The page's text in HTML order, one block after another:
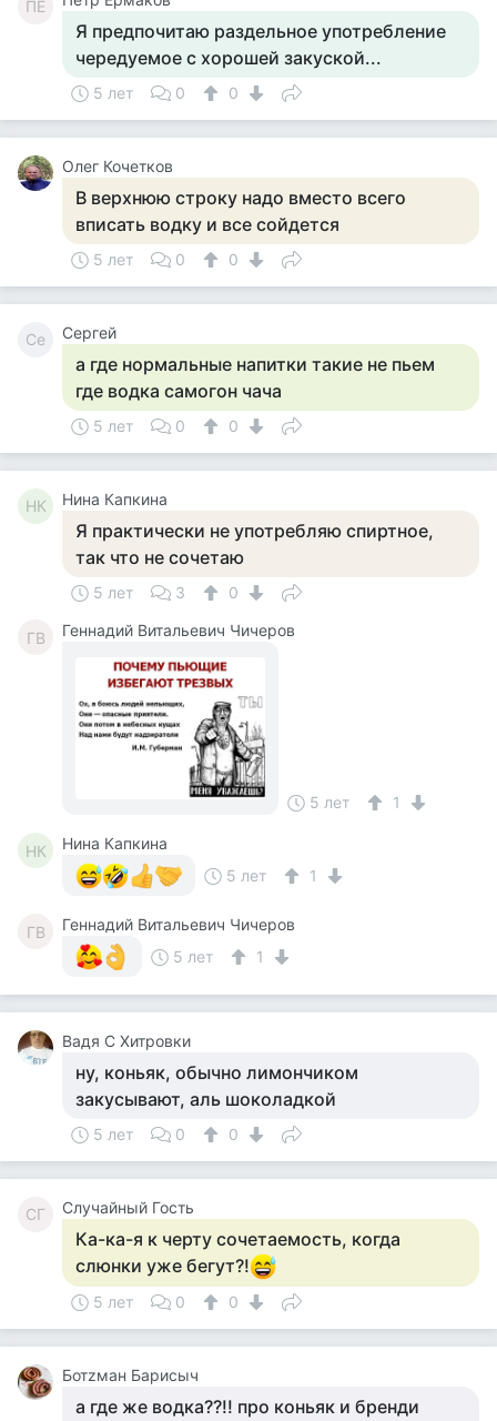
ПЕ
Я предпочитаю раздельное употребление
чередуемое с хорошей закуской...
5 лет 0 0
Олег Кочетков
В верхнюю строку надо вместо всего
вписать водку и все сойдется
5 лет 0 0
Се Сергей
а где нормальные напитки такие не пьем
где водка самогон чача
5 лет 0 0
НК Нина Капкина
Я практически не употребляю спиртное,
так что не сочетаю
5 лет 3 0
ГВ Геннадий Витальевич Чичеров
5 лет 1
НК
Нина Капкина
5 лет
1
ГВ
Геннадий Витальевич Чичеров
5 лет
1
Вадя С Хитровки
ну, коньяк, обычно лимончиком
закусывают, аль шоколадкой
5 лет 0 0
СГ Случайный Гость
Ка-ка-я к черту сочетаемость, когда
слюнки уже бегут?!
5 лет 0 0
Ботzман Барисыч
а где же водка??!! про коньяк и бренди